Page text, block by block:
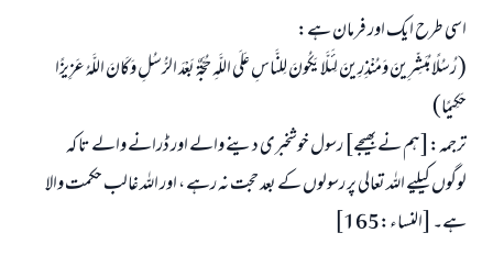
اسی طرح ایک اور فرمان ہے:
( رُسُلًا مُبَشِّرِينَ وَمُنْذِرِينَ لِئَلَّا يَكُونَ لِلنَّاسِ عَلَى اللَّهِ حُجَّةٌ بَعْدَ الرُّسُلِ وَكَانَ اللَّهُ عَزِيزًا
حَكِيمًا)
ترجمہ:[ہم نے بھیجے] رسول خوشخبری دینے والے اور ڈرانے والے تا کہ
لوگوں کیلیے اللہ تعالی پر رسولوں کے بعد حجت نہ رہے ، اور اللہ غالب حکمت والا
ہے۔ [النساء:165]